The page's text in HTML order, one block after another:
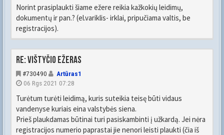
Norint prasiplaukti šiame ežere reikia kažkokių leidimų,
dokumentų ir pan.? (el.variklis- irklai, pripučiama valtis, be
registracijos).
Re: Vištyčio ežeras
#730490
Artūras1
06 Rgs 2021 07:28
Turėtum turėti leidimą, kuris suteikia teisę būti vidaus
vandenyse kuriais eina valstybės siena.
Prieš plaukdamas būtinai turi pasiskambinti į užkardą. Jei nėra
registracijos numerio paprastai jie nenori leisti plaukti (čia iš